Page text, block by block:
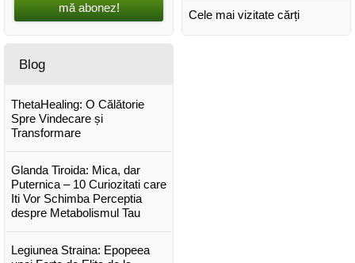
mă abonez!
Cele mai vizitate cărți
Blog
ThetaHealing: O Călătorie
Spre Vindecare și
Transformare
Glanda Tiroida: Mica, dar
Puternica – 10 Curiozitati care
Iti Vor Schimba Perceptia
despre Metabolismul Tau
Legiunea Straina: Epopeea